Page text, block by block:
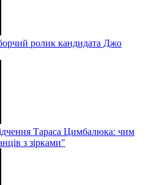
ролик кандидата Джо
Тараса Цимбалюка: чим
з зірками"